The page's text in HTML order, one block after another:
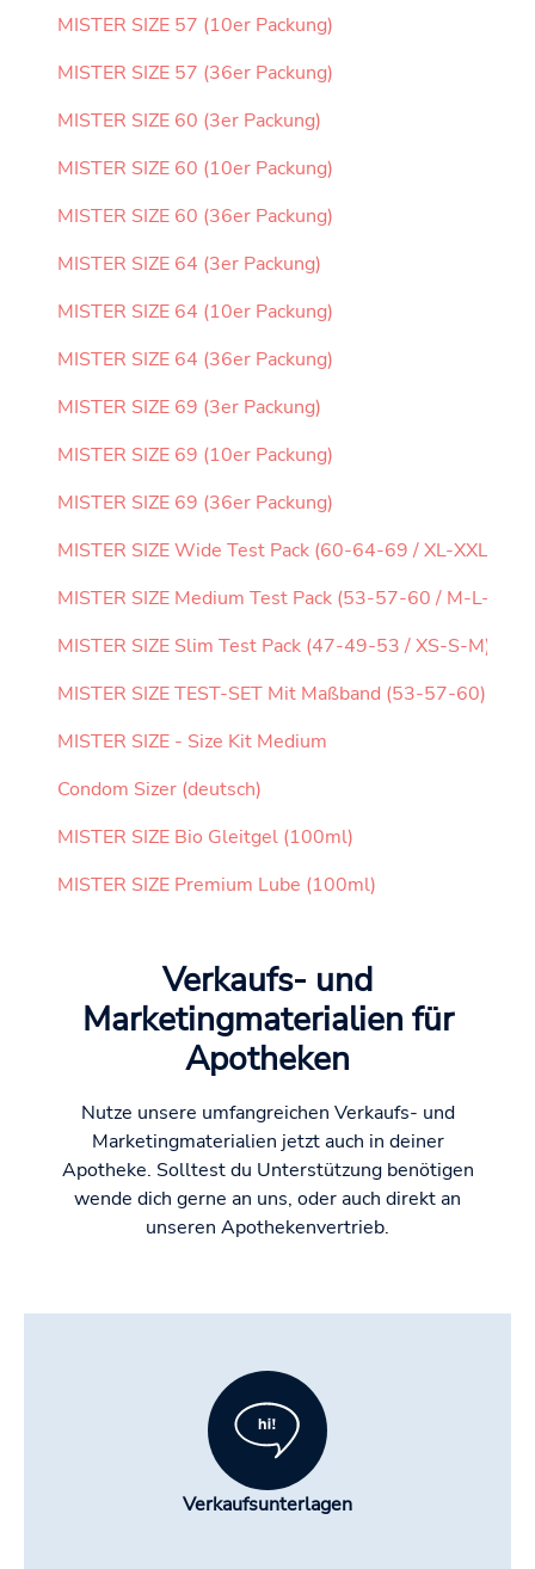
MISTER SIZE 57 (10er Packung)
MISTER SIZE 57 (36er Packung)
MISTER SIZE 60 (3er Packung)
MISTER SIZE 60 (10er Packung)
MISTER SIZE 60 (36er Packung)
MISTER SIZE 64 (3er Packung)
MISTER SIZE 64 (10er Packung)
MISTER SIZE 64 (36er Packung)
MISTER SIZE 69 (3er Packung)
MISTER SIZE 69 (10er Packung)
MISTER SIZE 69 (36er Packung)
MISTER SIZE Wide Test Pack (60-64-69 / XL-XXL-
MISTER SIZE Medium Test Pack (53-57-60 / M-L-XL)
MISTER SIZE Slim Test Pack (47-49-53 / XS-S-M)
MISTER SIZE TEST-SET Mit Maßband (53-57-60)
MISTER SIZE - Size Kit Medium
Condom Sizer (deutsch)
MISTER SIZE Bio Gleitgel (100ml)
MISTER SIZE Premium Lube (100ml)
Verkaufs- und
Marketingmaterialien für
Apotheken
Nutze unsere umfangreichen Verkaufs- und
Marketingmaterialien jetzt auch in deiner
Apotheke. Solltest du Unterstützung benötigen
wende dich gerne an uns, oder auch direkt an
unseren Apothekenvertrieb.
Verkaufsunterlagen